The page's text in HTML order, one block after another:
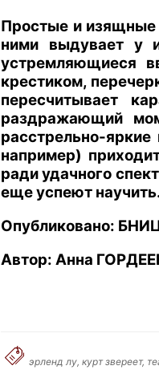
Простые и изящные
ними выдувает у
устремляющиеся
крестиком,
пересчитывает
раздражающий
расстрельно-
например)
ради удачного
еще успеют
Опубликовано:
Автор: Анна
эрленд лу, курт звереет,